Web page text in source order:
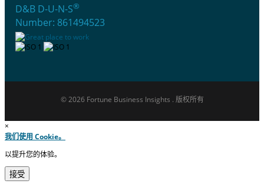
D&B D-U-N-S®
Number: 861494523
© 2026 Fortune Business Insights . 版权所有
×
我们使用 Cookie。
以提升您的体验。
接受